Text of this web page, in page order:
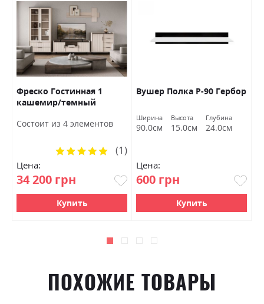
Фреско Гостинная 1
кашемир/темный
Состоит из 4 элементов
Цена:
34 200 грн
Рейтинг:
(1)
Купить
Вушер Полка Р-90 Гербор
Ширина
90.0см
Высота
15.0см
Глубина
24.0см
Цена:
600 грн
Купить
ПОХОЖИЕ ТОВАРЫ